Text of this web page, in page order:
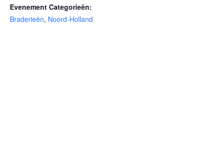
Evenement Categorieën:
Braderieën, Noord-Holland